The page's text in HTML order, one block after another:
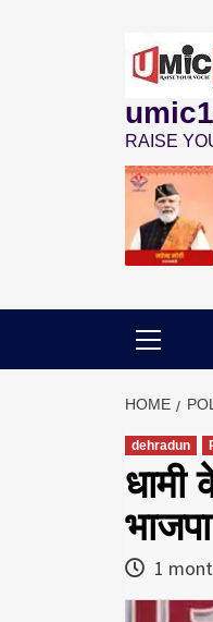
RAISE
HOME
dehradun
धामी
भाजपा
1